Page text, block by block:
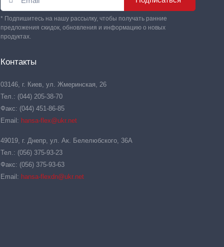
* Подпишитесь на нашу рассылку, чтобы получать ранние
предложения скидок, обновления и информацию о новых
продуктах.
Контакты
03146, г. Киев, ул. Жмеринская, 26
Тел.: (044) 205-38-70
Факс: (044) 451-86-85
Email: hansa-flex@ukr.net
49019, г. Днепр, ул. Ак. Белелюбского, 36А
Тел.: (056) 375-93-23
Факс: (056) 375-93-63
Email: hansa-flexdn@ukr.net